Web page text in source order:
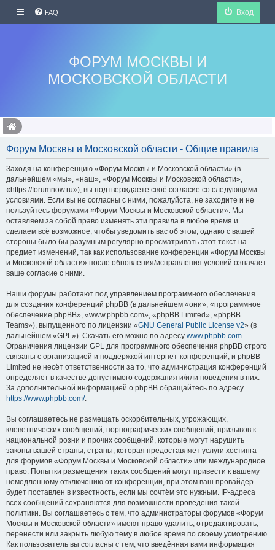
FAQ Вход
ФОРУМ МОСКВЫ И
МОСКОВСКОЙ ОБЛАСТИ
Форум Москвы и Московской области - Общие правила
Заходя на конференцию «Форум Москвы и Московской области» (в
дальнейшем «мы», «наш», «Форум Москвы и Московской области»,
«https://forumnow.ru»), вы подтверждаете своё согласие со следующими
условиями. Если вы не согласны с ними, пожалуйста, не заходите и не
пользуйтесь форумами «Форум Москвы и Московской области». Мы
оставляем за собой право изменять эти правила в любое время и
сделаем всё возможное, чтобы уведомить вас об этом, однако с вашей
стороны было бы разумным регулярно просматривать этот текст на
предмет изменений, так как использование конференции «Форум Москвы
и Московской области» после обновления/исправления условий означает
ваше согласие с ними.
Наши форумы работают под управлением программного обеспечения
для создания конференций phpBB (в дальнейшем «они», «программное
обеспечение phpBB», «www.phpbb.com», «phpBB Limited», «phpBB
Teams»), выпущенного по лицензии «GNU General Public License v2» (в
дальнейшем «GPL»). Скачать его можно по адресу www.phpbb.com.
Ограничения лицензии GPL для программного обеспечения phpBB строго
связаны с организацией и поддержкой интернет-конференций, и phpBB
Limited не несёт ответственности за то, что администрация конференций
определяет в качестве допустимого содержания и/или поведения в них.
За дополнительной информацией о phpBB обращайтесь по адресу
https://www.phpbb.com/.
Вы соглашаетесь не размещать оскорбительных, угрожающих,
клеветнических сообщений, порнографических сообщений, призывов к
национальной розни и прочих сообщений, которые могут нарушить
законы вашей страны, страны, которая предоставляет услуги хостинга
для форумов «Форум Москвы и Московской области» или международное
право. Попытки размещения таких сообщений могут привести к вашему
немедленному отключению от конференции, при этом ваш провайдер
будет поставлен в известность, если мы сочтём это нужным. IP-адреса
всех сообщений сохраняются для возможности проведения такой
политики. Вы соглашаетесь с тем, что администраторы форумов «Форум
Москвы и Московской области» имеют право удалить, отредактировать,
перенести или закрыть любую тему в любое время по своему усмотрению.
Как пользователь вы согласны с тем, что введённая вами информация